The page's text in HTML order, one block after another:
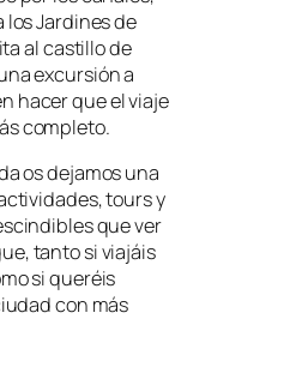
los Jardines de
al castillo de
excursión a
hacer que el viaje
completo.
os dejamos una
tours y
que ver
tanto si viajáis
si queréis
con más